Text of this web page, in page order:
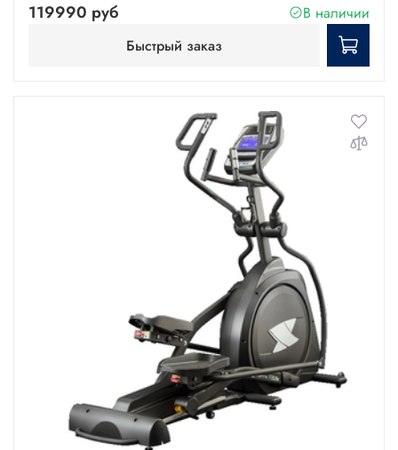
119990 руб
В наличии
Быстрый заказ